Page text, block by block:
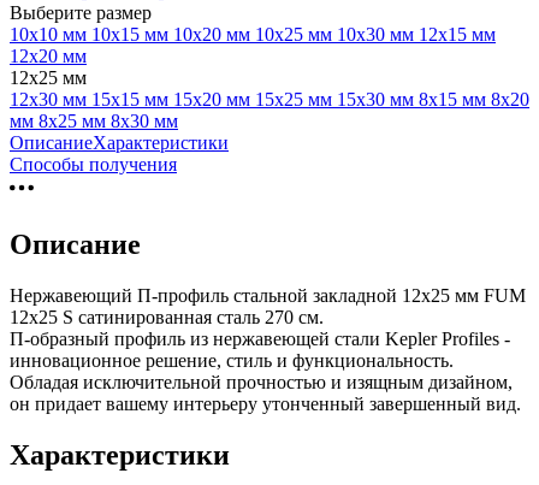
Выберите размер
10х10 мм 10х15 мм 10х20 мм 10х25 мм 10х30 мм 12х15 мм
12х20 мм
12х25 мм
12х30 мм 15х15 мм 15х20 мм 15х25 мм 15х30 мм 8х15 мм 8х20
мм 8х25 мм 8х30 мм
ОписаниеХарактеристики
Способы получения
Описание
Нержавеющий П-профиль стальной закладной 12х25 мм FUM
12х25 S сатинированная сталь 270 см.
П-образный профиль из нержавеющей стали Kepler Profiles -
инновационное решение, стиль и функциональность.
Обладая исключительной прочностью и изящным дизайном,
он придает вашему интерьеру утонченный завершенный вид.
Характеристики